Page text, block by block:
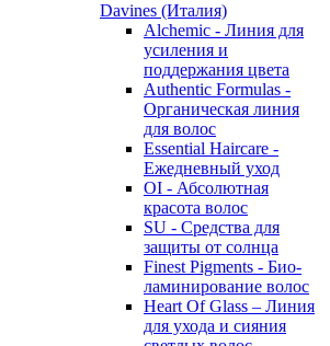
Davines (Италия)
Alchemic - Линия для
усиления и
поддержания цвета
Authentic Formulas -
Органическая линия
для волос
Essential Haircare -
Eжедневный уход
OI - Абсолютная
красота волос
SU - Средства для
защиты от солнца
Finest Pigments - Био-
ламинирование волос
Heart Of Glass – Линия
для ухода и сияния